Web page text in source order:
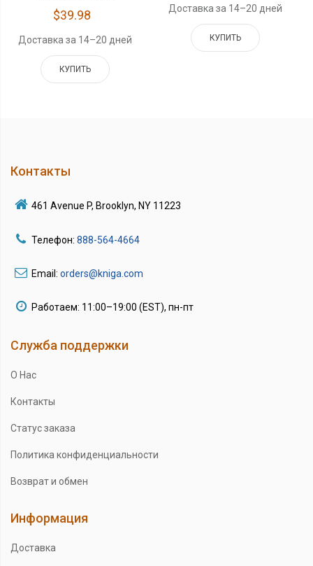
$39.98
Доставка за 14–20 дней
КУПИТЬ
Доставка за 14–20 дней
КУПИТЬ
Контакты
461 Avenue P, Brooklyn, NY 11223
Телефон: 888-564-4664
Email: orders@kniga.com
Работаем: 11:00–19:00 (EST), пн-пт
Служба поддержки
О Нас
Контакты
Статус заказа
Политика конфиденциальности
Возврат и обмен
Информация
Доставка